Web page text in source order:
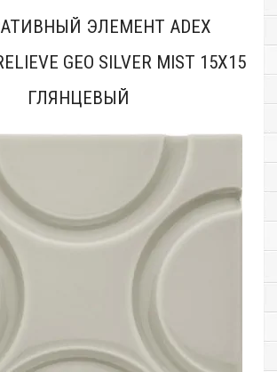
ЭЛЕМЕНТ ADEX
GEO SILVER MIST 15X15
ГЛЯНЦЕВЫЙ